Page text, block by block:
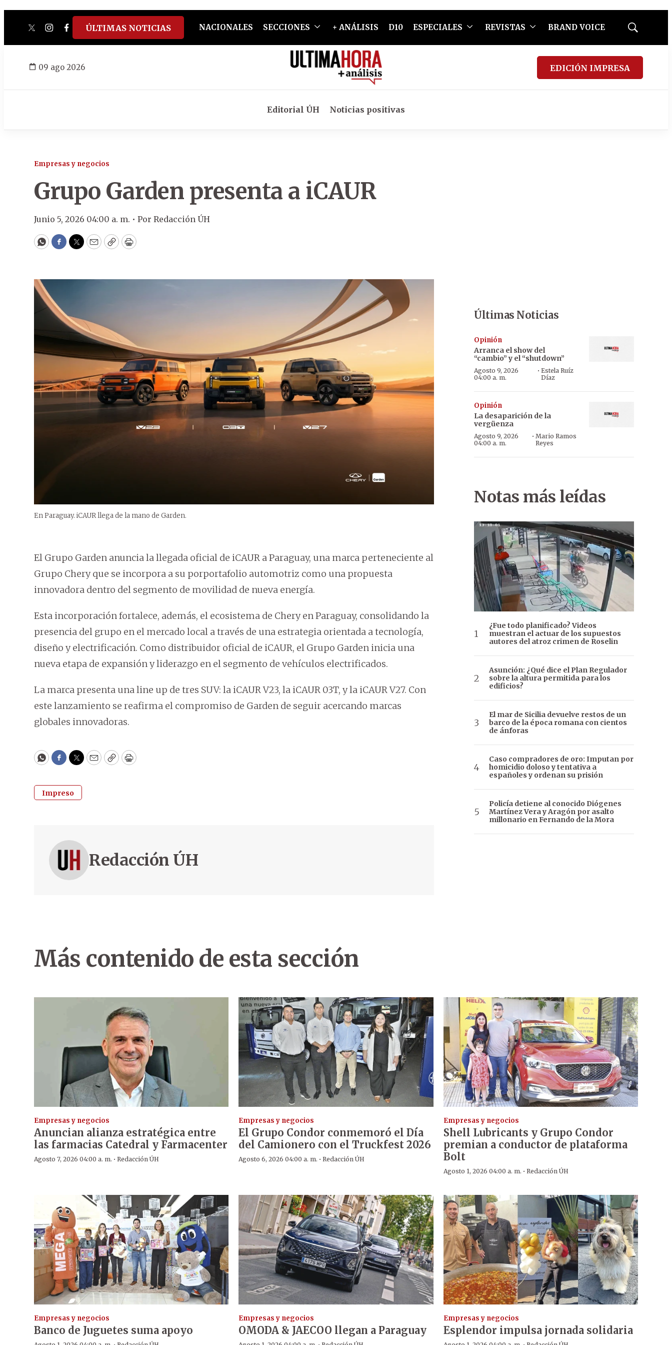
twitterinstagram
facebook
tiktokyoutube
spotify
ÚLTIMAS NOTICIAS NACIONALES SECCIONES + ANÁLISIS D10 ESPECIALES REVISTAS BRAND VOICE
Mostrar
09 ago 2026 EDICIÓN IMPRESA
Editorial ÚH Noticias positivas
Empresas y negocios
Grupo Garden presenta a iCAUR
Junio 5, 2026 04:00 a. m. • Por Redacción ÚH
WhatsApp
Facebook
Twitter
EmailCopyPrint
En Paraguay. iCAUR llega de la mano de Garden.
El Grupo Garden anuncia la llegada oficial de iCAUR a Paraguay, una marca perteneciente al
Grupo Chery que se incorpora a su porportafolio automotriz como una propuesta
innovadora dentro del segmento de movilidad de nueva energía.
Esta incorporación fortalece, además, el ecosistema de Chery en Paraguay, consolidando la
presencia del grupo en el mercado local a través de una estrategia orientada a tecnología,
diseño y electrificación. Como distribuidor oficial de iCAUR, el Grupo Garden inicia una
nueva etapa de expansión y liderazgo en el segmento de vehículos electrificados.
La marca presenta una line up de tres SUV: la iCAUR V23, la iCAUR 03T, y la iCAUR V27. Con
este lanzamiento se reafirma el compromiso de Garden de seguir acercando marcas
globales innovadoras.
WhatsApp
Facebook
Twitter
EmailCopyPrint
Impreso
Redacción ÚH
Últimas Noticias
Opinión
Arranca el show del
“cambio” y el “shutdown”
Agosto 9, 2026
04:00 a. m.
·Estela Ruíz
Díaz
Opinión
La desaparición de la
vergüenza
Agosto 9, 2026
04:00 a. m.
· Mario Ramos
Reyes
Notas más leídas
¿Fue todo planificado? Videos
muestran el actuar de los supuestos
autores del atroz crimen de Roselin
Asunción: ¿Qué dice el Plan Regulador
sobre la altura permitida para los
edificios?
El mar de Sicilia devuelve restos de un
barco de la época romana con cientos
de ánforas
Caso compradores de oro: Imputan por
homicidio doloso y tentativa a
españoles y ordenan su prisión
Policía detiene al conocido Diógenes
Martínez Vera y Aragón por asalto
millonario en Fernando de la Mora
Más contenido de esta sección
Empresas y negocios
Anuncian alianza estratégica entre
las farmacias Catedral y Farmacenter
Agosto 7, 2026 04:00 a. m. · Redacción ÚH
Empresas y negocios
El Grupo Condor conmemoró el Día
del Camionero con el Truckfest 2026
Agosto 6, 2026 04:00 a. m. ·Redacción ÚH
Empresas y negocios
Shell Lubricants y Grupo Condor
premian a conductor de plataforma
Bolt
Agosto 1, 2026 04:00 a. m. · Redacción ÚH
Empresas y negocios
Banco de Juguetes suma apoyo
Empresas y negocios
OMODA & JAECOO llegan a Paraguay
Empresas y negocios
Esplendor impulsa jornada solidaria